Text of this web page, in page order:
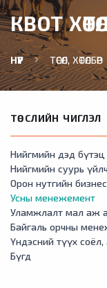
КВОТ
НҮҮР ТӨСӨЛ, ХӨТӨЛБӨР
ТӨСЛИЙН ЧИГЛЭЛ
Нийгмийн дэд бүтэц
Нийгмийн суурь
Орон нутгийн
Усны менежемент
Уламжлалт мал аж
Байгаль орчны
Үндэсний түүх
Бүгд